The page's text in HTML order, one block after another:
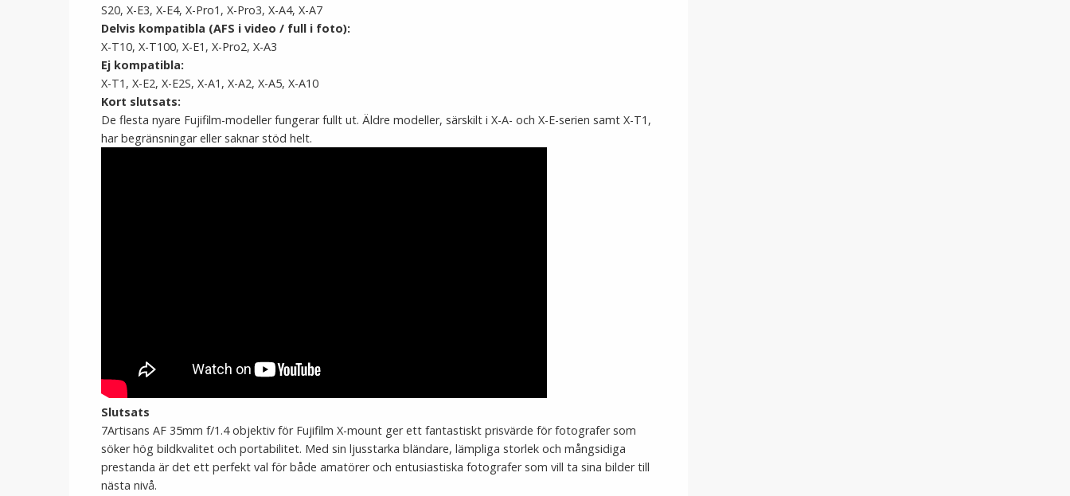
S20, X-E3, X-E4, X-Pro1, X-Pro3, X-A4, X-A7
Delvis kompatibla (AFS i video / full i foto):
X-T10, X-T100, X-E1, X-Pro2, X-A3
Ej kompatibla:
X-T1, X-E2, X-E2S, X-A1, X-A2, X-A5, X-A10
Kort slutsats:
De flesta nyare Fujifilm-modeller fungerar fullt ut. Äldre modeller, särskilt i X-A- och X-E-serien samt X-T1,
har begränsningar eller saknar stöd helt.
Slutsats
7Artisans AF 35mm f/1.4 objektiv för Fujifilm X-mount ger ett fantastiskt prisvärde för fotografer som
söker hög bildkvalitet och portabilitet. Med sin ljusstarka bländare, lämpliga storlek och mångsidiga
prestanda är det ett perfekt val för både amatörer och entusiastiska fotografer som vill ta sina bilder till
nästa nivå.